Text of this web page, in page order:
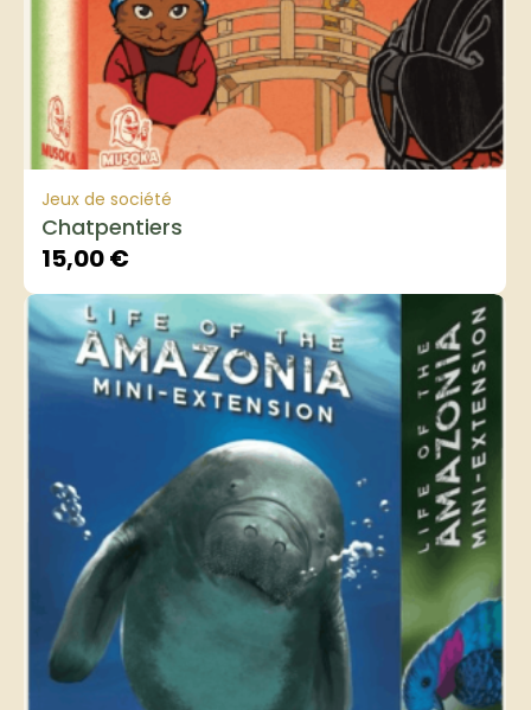
Jeux de société
Chatpentiers
15,00€